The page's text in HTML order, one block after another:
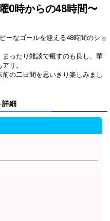
目標を語ろ
まりの挨拶
盛り上がろ
のお礼コー
う！
〜3]ブロ
0時からの48時間〜
ーなゴールを迎える48時間のショ
ったり雑談で癒すのも良し、華
リ。
の二日間を思いきり楽しみまし
詳細